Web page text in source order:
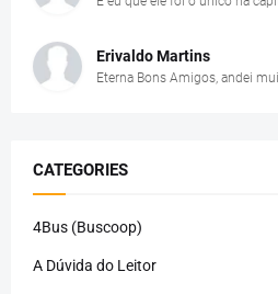
Erivaldo Martins
Eterna Bons Amigos, andei
CATEGORIES
4Bus (Buscoop)
A Dúvida do Leitor